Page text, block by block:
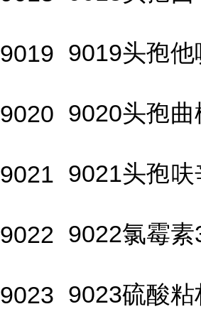
9019 9019头孢他
9020 9020头孢曲
9021 9021头孢呋
9022 9022氯霉素
9023 9023硫酸